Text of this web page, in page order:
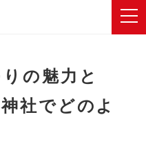
の魅力と
社でどのよ